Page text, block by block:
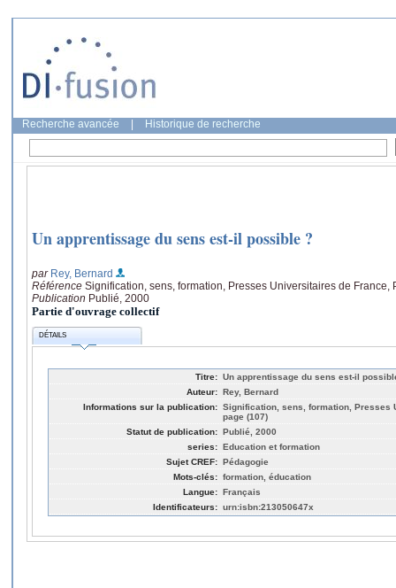
Recherche avancée Historique de recherche
Un apprentissage du sens est-il possible ?
par Rey, Bernard
Référence Signification, sens, formation, Presses Universitaires de France,
Publication Publié, 2000
Partie d'ouvrage collectif
DÉTAILS
Titre: Un apprentissage du sens est-il
Auteur: Rey, Bernard
Informations sur la publication: Signification, sens, formation, Presses
page (107)
Statut de publication: Publié, 2000
series: Education et formation
Sujet CREF: Pédagogie
Mots-clés: formation, éducation
Langue: Français
Identificateurs: urn:isbn:213050647x